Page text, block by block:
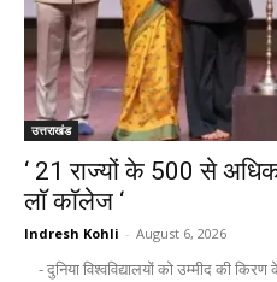
उत्तराखंड
‘ 21 राज्यों के 500 से
लाॅ काॅलेज ‘
Indresh Kohli - August 6, 2026
- दुनिया विश्वविद्यालयों को उम्मीद की